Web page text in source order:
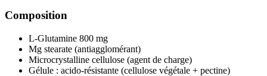
Composition
L-Glutamine 800 mg
Mg stearate (antiagglomérant)
Microcrystalline cellulose (agent de charge)
Gélule : acido-résistante (cellulose végétale + pectine)